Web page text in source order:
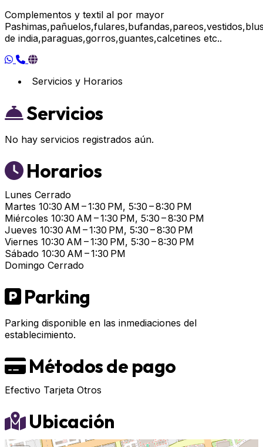
Complementos y textil al por mayor
de india,paraguas,gorros,guantes,calcetines etc..
Servicios y Horarios
Servicios
No hay servicios registrados aún.
Horarios
Lunes Cerrado
Martes 10:30 AM – 1:30 PM, 5:30 – 8:30 PM
Miércoles 10:30 AM – 1:30 PM, 5:30 – 8:30 PM
Jueves 10:30 AM – 1:30 PM, 5:30 – 8:30 PM
Viernes 10:30 AM – 1:30 PM, 5:30 – 8:30 PM
Sábado 10:30 AM – 1:30 PM
Domingo Cerrado
Parking
Parking disponible en las inmediaciones del
establecimiento.
Métodos de pago
Efectivo Tarjeta Otros
Ubicación